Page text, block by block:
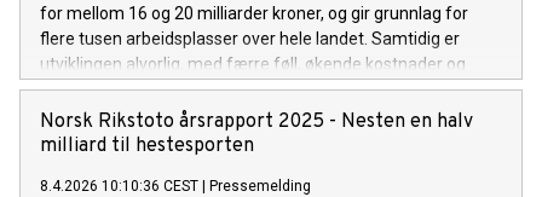
for mellom 16 og 20 milliarder kroner, og gir grunnlag for
flere tusen arbeidsplasser over hele landet. Samtidig er
utviklingen alvorlig, med færre føll, økende kostnader og
kritisk truede norske hesteraser. Det viser en ny rapport fra
PwC, laget på oppdrag for Norsk Rikstoto.
Norsk Rikstoto årsrapport 2025 - Nesten en halv
milliard til hestesporten
8.4.2026 10:10:36 CEST Pressemelding